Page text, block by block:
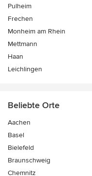
Pulheim
Frechen
Monheim am Rhein
Mettmann
Haan
Leichlingen
Beliebte Orte
Aachen
Basel
Bielefeld
Braunschweig
Chemnitz